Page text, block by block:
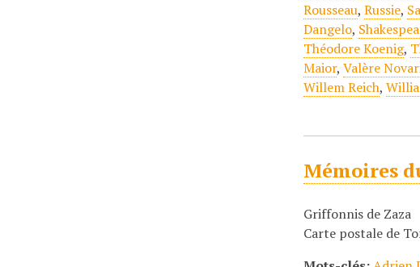
Rousseau,Russie,
Dangelo,
Théodore Koenig,
Maior,Valère
Willem Reich,
Mémoires
Griffonnis de Zaza
Carte postale de